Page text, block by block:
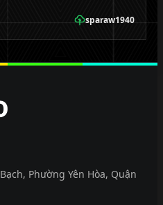
sparaw1940
Phường Yên Hòa, Quận